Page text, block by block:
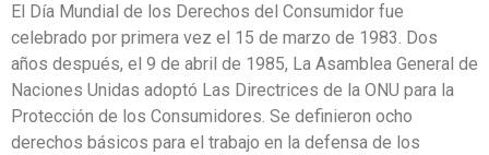
El Día Mundial de los Derechos del Consumidor fue
celebrado por primera vez el 15 de marzo de 1983. Dos
años después, el 9 de abril de 1985, La Asamblea General de
Naciones Unidas adoptó Las Directrices de la ONU para la
Protección de los Consumidores. Se definieron ocho
derechos básicos para el trabajo en la defensa de los